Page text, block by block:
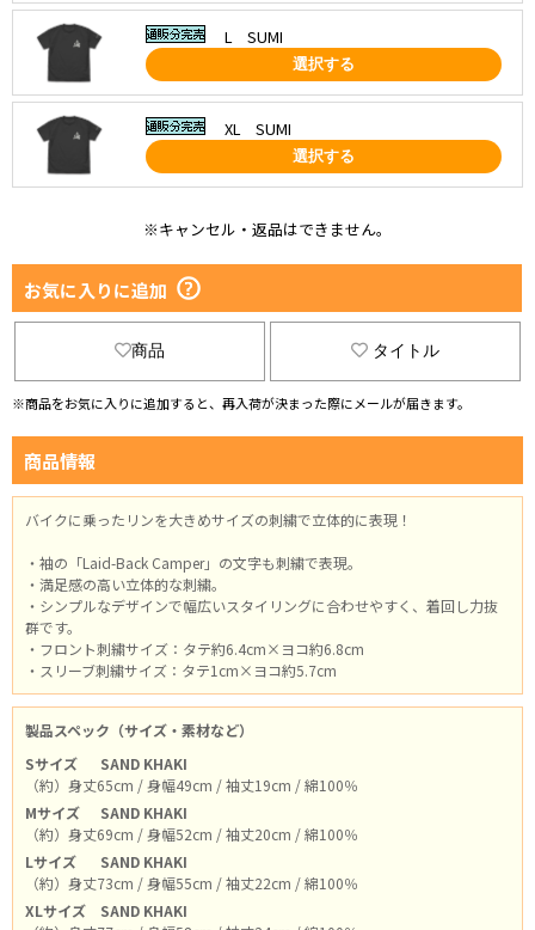
L SUMI
選択する
XL SUMI
選択する
※キャンセル・返品はできません。
お気に入りに追加
商品 タイトル
※商品をお気に入りに追加すると、再入荷が決まった際にメールが届きます。
商品情報
バイクに乗ったリンを大きめサイズの刺繍で立体的に表現！
・袖の「Laid-Back Camper」の文字も刺繍で表現。
・満足感の高い立体的な刺繍。
・シンプルなデザインで幅広いスタイリングに合わせやすく、着回し力抜
群です。
・フロント刺繍サイズ：タテ約6.4cm×ヨコ約6.8cm
・スリーブ刺繍サイズ：タテ1cm×ヨコ約5.7cm
製品スペック（サイズ・素材など）
Sサイズ
SAND KHAKI
（約）身丈65cm / 身幅49cm / 袖丈19cm / 綿100％
Mサイズ
SAND KHAKI
（約）身丈69cm / 身幅52cm / 袖丈20cm / 綿100％
Lサイズ
SAND KHAKI
（約）身丈73cm / 身幅55cm / 袖丈22cm / 綿100％
XLサイズ
SAND KHAKI